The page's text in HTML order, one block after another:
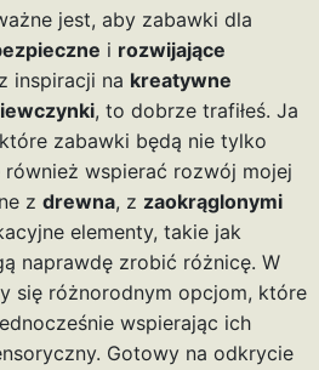
jest, aby zabawki dla
i rozwijające
inspiracji na kreatywne
, to dobrze trafiłeś. Ja
zabawki będą nie tylko
wspierać rozwój mojej
z drewna, z zaokrąglonymi
elementy, takie jak
naprawdę zrobić różnicę. W
się różnorodnym opcjom, które
wspierając ich
Gotowy na odkrycie